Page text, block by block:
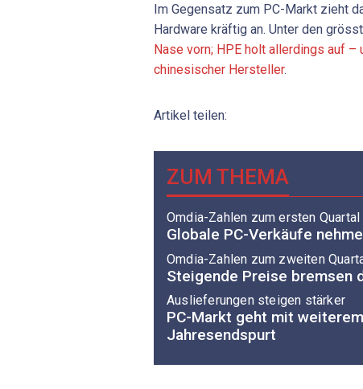
Im Gegensatz zum PC-Markt zieht
Hardware kräftig an. Unter den
Nase vorn; HPE holt allerdings auf
chinesischer Hersteller.
Artikel teilen:
ZUM THEMA
Omdia-Zahlen zum ersten
Globale PC-Verkäufe
Omdia-Zahlen zum zweiten
Steigende Preise bremsen
Auslieferungen steigen stärker
PC-Markt geht mit
Jahresendspurt